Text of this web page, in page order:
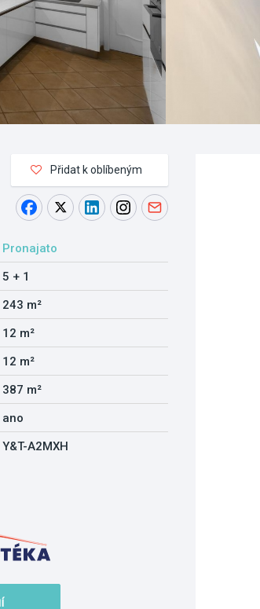
Přidat k oblíbeným
Pronajato
5 + 1
243 m²
12 m²
12 m²
387 m²
ano
Y&T-A2MXH